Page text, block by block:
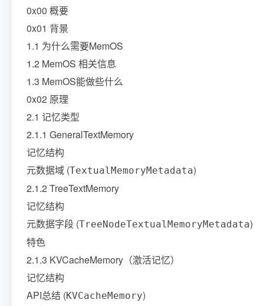
0x00 概要
0x01 背景
1.1 为什么需要MemOS
1.2 MemOS 相关信息
1.3 MemOS能做些什么
0x02 原理
2.1 记忆类型
2.1.1 GeneralTextMemory
记忆结构
元数据域 (TextualMemoryMetadata)
2.1.2 TreeTextMemory
记忆结构
元数据字段 (TreeNodeTextualMemoryMetadata)
特色
2.1.3 KVCacheMemory（激活记忆）
记忆结构
API总结 (KVCacheMemory)